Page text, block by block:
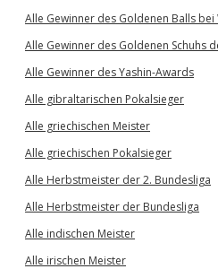
Alle Gewinner des Goldenen Balls
Alle Gewinner des Goldenen Schuhs
Alle Gewinner des Yashin-Awards
Alle gibraltarischen Pokalsieger
Alle griechischen Meister
Alle griechischen Pokalsieger
Alle Herbstmeister der 2. Bundesliga
Alle Herbstmeister der Bundesliga
Alle indischen Meister
Alle irischen Meister